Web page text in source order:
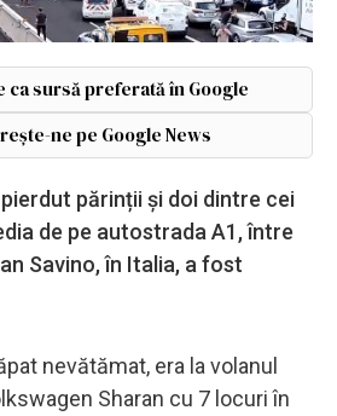
ca sursă preferată în Google
ne pe Google News
părinții și doi dintre cei
de pe autostrada A1, între
Savino, în Italia, a fost
nevătămat, era la volanul
Sharan cu 7 locuri în